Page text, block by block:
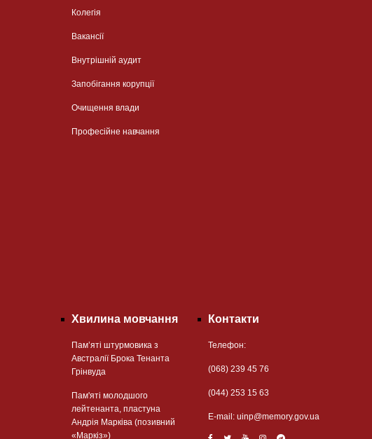
Колегія
Вакансії
Внутрішній аудит
Запобігання корупції
Очищення влади
Професійне навчання
Хвилина мовчання
Пам’яті штурмовика з
Австралії Брока Тенанта
Грінвуда
Пам'яті молодшого
лейтенанта, пластуна
Андрія Марківа (позивний
«Маркіз»)
Контакти
Телефон:
(068) 239 45 76
(044) 253 15 63
Е-mail: uinp@memory.gov.ua